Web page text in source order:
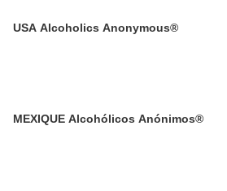
USA Alcoholics Anonymous®
MEXIQUE Alcohólicos Anónimos®